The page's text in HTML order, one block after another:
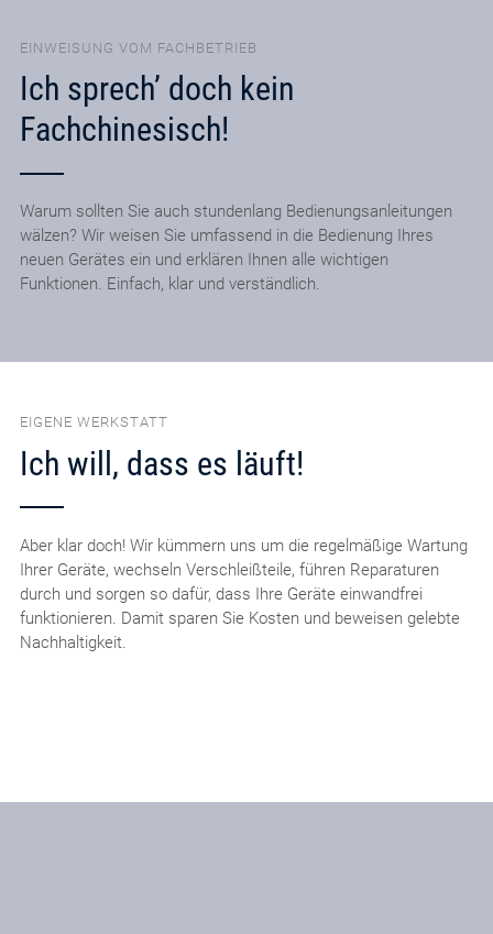
EINWEISUNG VOM FACHBETRIEB
Ich sprech’ doch kein
Fachchinesisch!
Warum sollten Sie auch stundenlang Bedienungsanleitungen
wälzen? Wir weisen Sie umfassend in die Bedienung Ihres
neuen Gerätes ein und erklären Ihnen alle wichtigen
Funktionen. Einfach, klar und verständlich.
EIGENE WERKSTATT
Ich will, dass es läuft!
Aber klar doch! Wir kümmern uns um die regelmäßige Wartung
Ihrer Geräte, wechseln Verschleißteile, führen Reparaturen
durch und sorgen so dafür, dass Ihre Geräte einwandfrei
funktionieren. Damit sparen Sie Kosten und beweisen gelebte
Nachhaltigkeit.